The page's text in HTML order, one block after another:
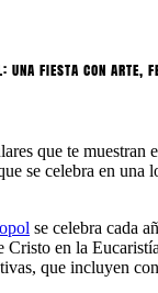
una fiesta con arte,
que te
se celebra en una
se celebra cada
Cristo en la
que incluyen